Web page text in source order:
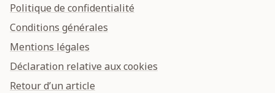
Politique de confidentialité
Conditions générales
Mentions légales
Déclaration relative aux cookies
Retour d’un article